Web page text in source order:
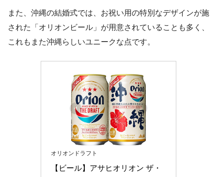
また、沖縄の結婚式では、お祝い用の特別なデザインが施
された「オリオンビール」が用意されていることも多く、
これもまた沖縄らしいユニークな点です。
オリオンドラフト
【ビール】アサヒオリオン ザ・